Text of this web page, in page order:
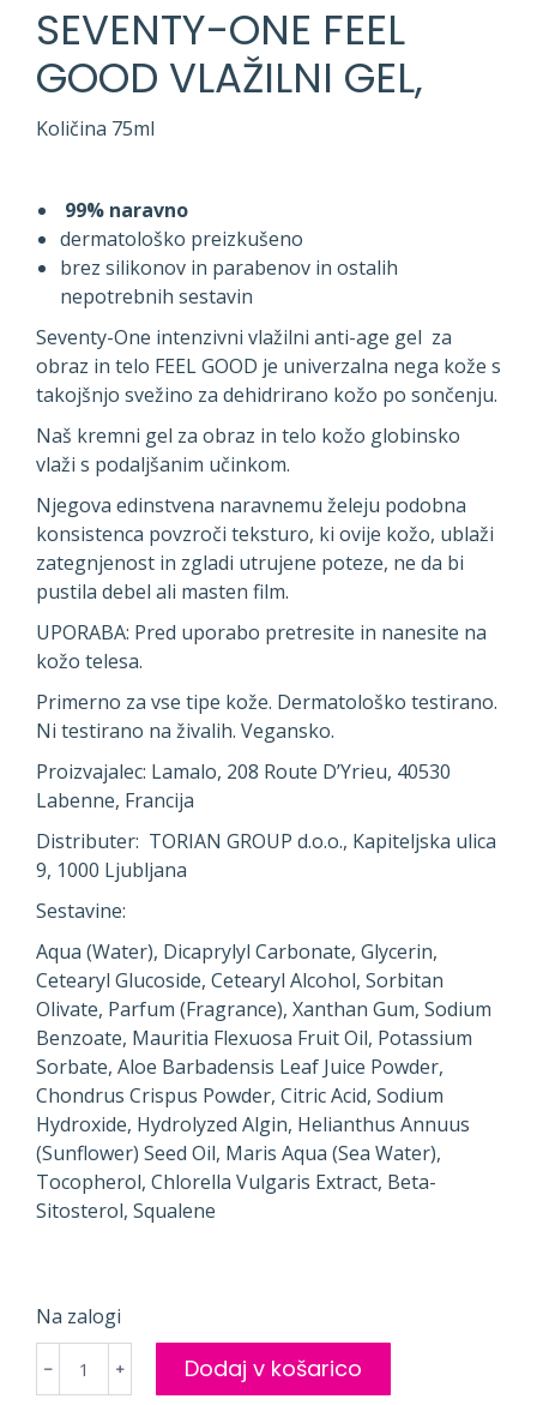
SEVENTY-ONE FEEL
GOOD VLAŽILNI GEL,
Količina 75ml
99% naravno
dermatološko preizkušeno
brez silikonov in parabenov in ostalih
nepotrebnih sestavin
Seventy-One intenzivni vlažilni anti-age gel za
obraz in telo FEEL GOOD je univerzalna nega kože s
takojšnjo svežino za dehidrirano kožo po sončenju.
Naš kremni gel za obraz in telo kožo globinsko
vlaži s podaljšanim učinkom.
Njegova edinstvena naravnemu želeju podobna
konsistenca povzroči teksturo, ki ovije kožo, ublaži
zategnjenost in zgladi utrujene poteze, ne da bi
pustila debel ali masten film.
UPORABA: Pred uporabo pretresite in nanesite na
kožo telesa.
Primerno za vse tipe kože. Dermatološko testirano.
Ni testirano na živalih. Vegansko.
Proizvajalec: Lamalo, 208 Route D’Yrieu, 40530
Labenne, Francija
Distributer: TORIAN GROUP d.o.o., Kapiteljska ulica
9, 1000 Ljubljana
Sestavine:
Aqua (Water), Dicaprylyl Carbonate, Glycerin,
Cetearyl Glucoside, Cetearyl Alcohol, Sorbitan
Olivate, Parfum (Fragrance), Xanthan Gum, Sodium
Benzoate, Mauritia Flexuosa Fruit Oil, Potassium
Sorbate, Aloe Barbadensis Leaf Juice Powder,
Chondrus Crispus Powder, Citric Acid, Sodium
Hydroxide, Hydrolyzed Algin, Helianthus Annuus
(Sunflower) Seed Oil, Maris Aqua (Sea Water),
Tocopherol, Chlorella Vulgaris Extract, Beta-
Sitosterol, Squalene
Na zalogi
﹣ ﹢ Dodaj v košarico